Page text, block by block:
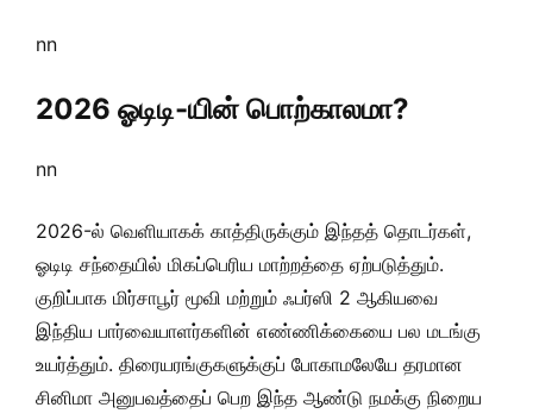
nn
2026 ஓடிடி-யின் பொற்காலமா?
nn
2026-ல் வெளியாகக் காத்திருக்கும் இந்தத் தொடர்கள்,
ஓடிடி சந்தையில் மிகப்பெரிய மாற்றத்தை ஏற்படுத்தும்.
குறிப்பாக மிர்சாபூர் மூவி மற்றும் ஃபர்ஸி 2 ஆகியவை
இந்திய பார்வையாளர்களின் எண்ணிக்கையை பல மடங்கு
உயர்த்தும். திரையரங்குகளுக்குப் போகாமலேயே தரமான
சினிமா அனுபவத்தைப் பெற இந்த ஆண்டு நமக்கு நிறைய